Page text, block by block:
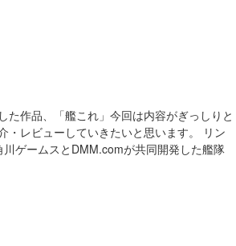
た作品、「艦これ」今回は内容がぎっしりと
・レビューしていきたいと思います。 リン
ゲームスとDMM.comが共同開発した艦隊